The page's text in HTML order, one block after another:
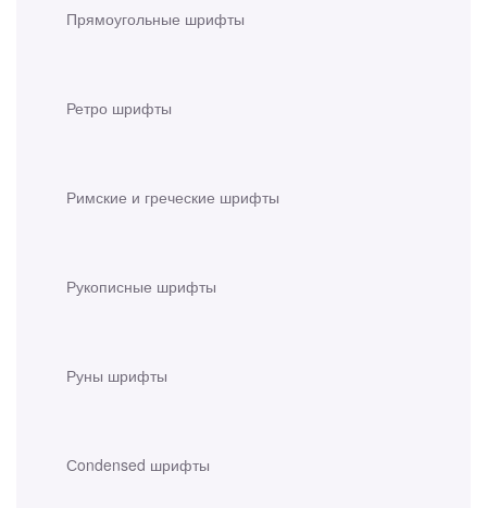
Прямоугольные шрифты
Ретро шрифты
Римские и греческие шрифты
Рукописные шрифты
Руны шрифты
Сondensed шрифты